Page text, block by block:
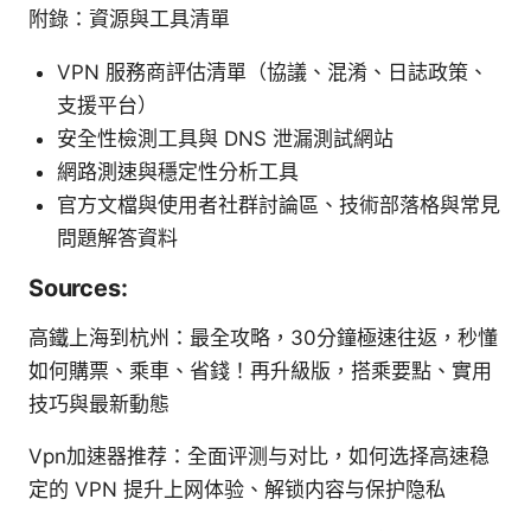
附錄：資源與工具清單
VPN 服務商評估清單（協議、混淆、日誌政策、
支援平台）
安全性檢測工具與 DNS 泄漏測試網站
網路測速與穩定性分析工具
官方文檔與使用者社群討論區、技術部落格與常見
問題解答資料
Sources:
高鐵上海到杭州：最全攻略，30分鐘極速往返，秒懂
如何購票、乘車、省錢！再升級版，搭乘要點、實用
技巧與最新動態
Vpn加速器推荐：全面评测与对比，如何选择高速稳
定的 VPN 提升上网体验、解锁内容与保护隐私